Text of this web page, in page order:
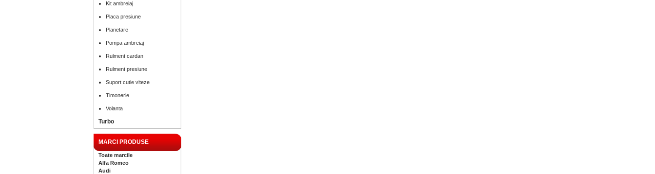
Kit ambreiaj
Placa presiune
Planetare
Pompa ambreiaj
Rulment cardan
Rulment presiune
Suport cutie viteze
Timonerie
Volanta
Turbo
MARCI PRODUSE
Toate marcile
Alfa Romeo
Audi